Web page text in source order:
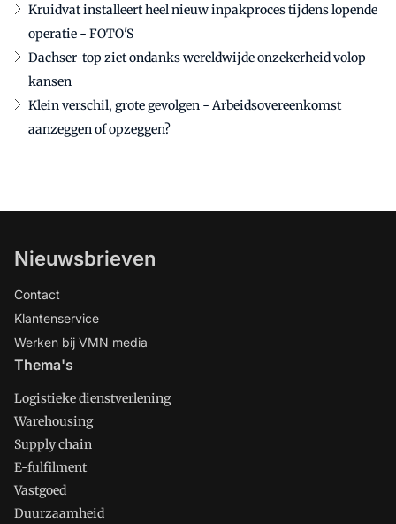
Kruidvat installeert heel nieuw inpakproces tijdens lopende
operatie - FOTO'S
Dachser-top ziet ondanks wereldwijde onzekerheid volop
kansen
Klein verschil, grote gevolgen - Arbeidsovereenkomst
aanzeggen of opzeggen?
Nieuwsbrieven
Contact
Klantenservice
Werken bij VMN media
Thema's
Logistieke dienstverlening
Warehousing
Supply chain
E-fulfilment
Vastgoed
Duurzaamheid